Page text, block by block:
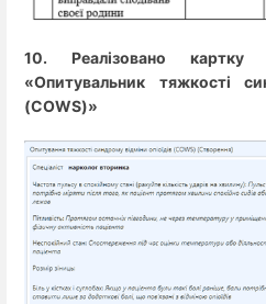
10. Реалізовано
«Опитувальник тяжкості
(COWS)»